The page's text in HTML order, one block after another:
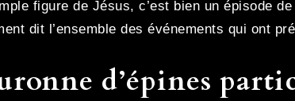
figure de Jésus, c’est bien un épisode
dit l’ensemble des événements qui ont
d’épines